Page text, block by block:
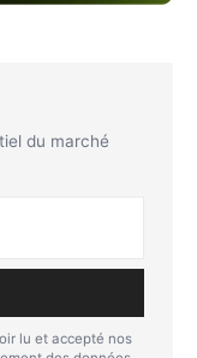
du marché
lu et accepté nos